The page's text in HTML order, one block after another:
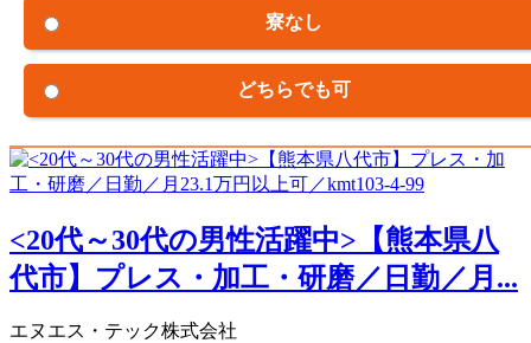
寮なし
どちらでも可
<20代～30代の男性活躍中>【熊本県八
代市】プレス・加工・研磨／日勤／月...
エヌエス・テック株式会社